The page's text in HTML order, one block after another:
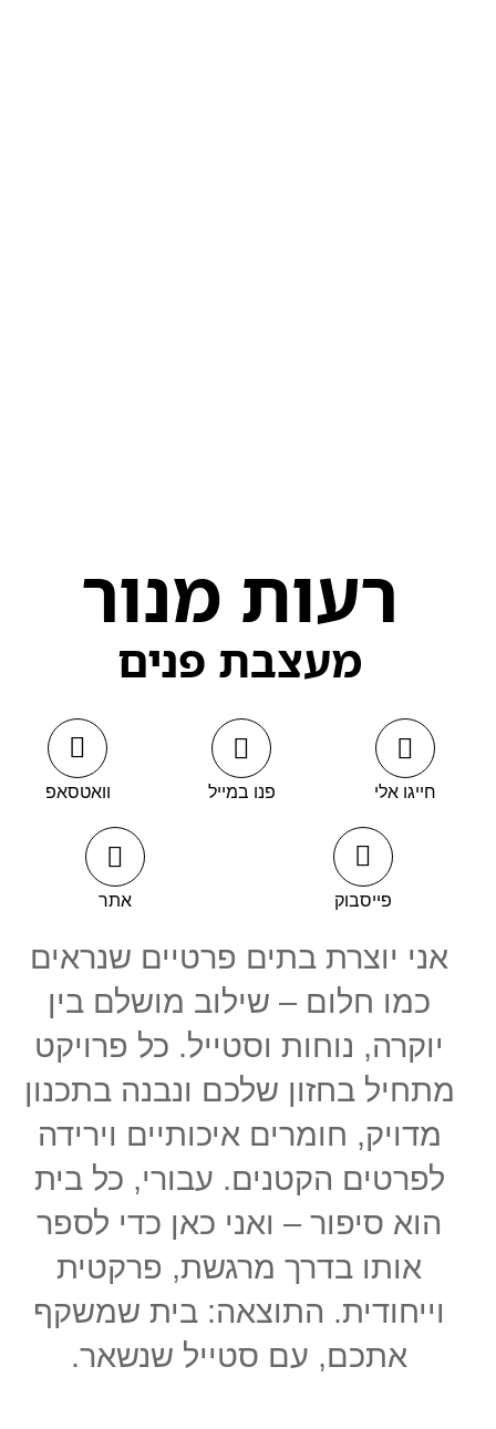
רעות מנור
מעצבת פנים
חייגו אלי פנו במייל וואטסאפ
פייסבוק אתר
אני יוצרת בתים פרטיים שנראים
כמו חלום – שילוב מושלם בין
יוקרה, נוחות וסטייל. כל פרויקט
מתחיל בחזון שלכם ונבנה בתכנון
מדויק, חומרים איכותיים וירידה
לפרטים הקטנים. עבורי, כל בית
הוא סיפור – ואני כאן כדי לספר
אותו בדרך מרגשת, פרקטית
וייחודית. התוצאה: בית שמשקף
אתכם, עם סטייל שנשאר.